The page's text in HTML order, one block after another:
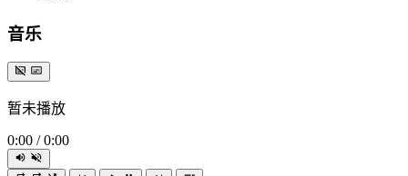
音乐
暂未播放
0:00 / 0:00